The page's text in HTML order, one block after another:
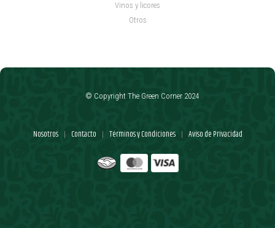
Vinos y licores
Otros
Nosotros | Contacto | Términos y Condiciones | Aviso de Privacidad
© Copyright The Green Corner 2024